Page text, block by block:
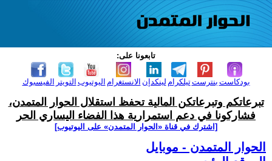
تابعونا على:
الفيسبوك التويتر اليوتيوب الانستغرام لينكدإن تيلكرامبنترست بودكاست
تبرعاتكم وتبرعاتكن المالية تحفظ استقلال الحوار المتمدن،
فشاركونا في دعم استمرارية هذا الفضاء اليساري الحر
[اشترك في قناة ‫«الحوار المتمدن» على اليوتيوب]
الحوار المتمدن - موبايل